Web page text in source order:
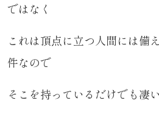
ではなく
これは頂点に立つ人間には備
件なので
そこを持っているだけでも凄